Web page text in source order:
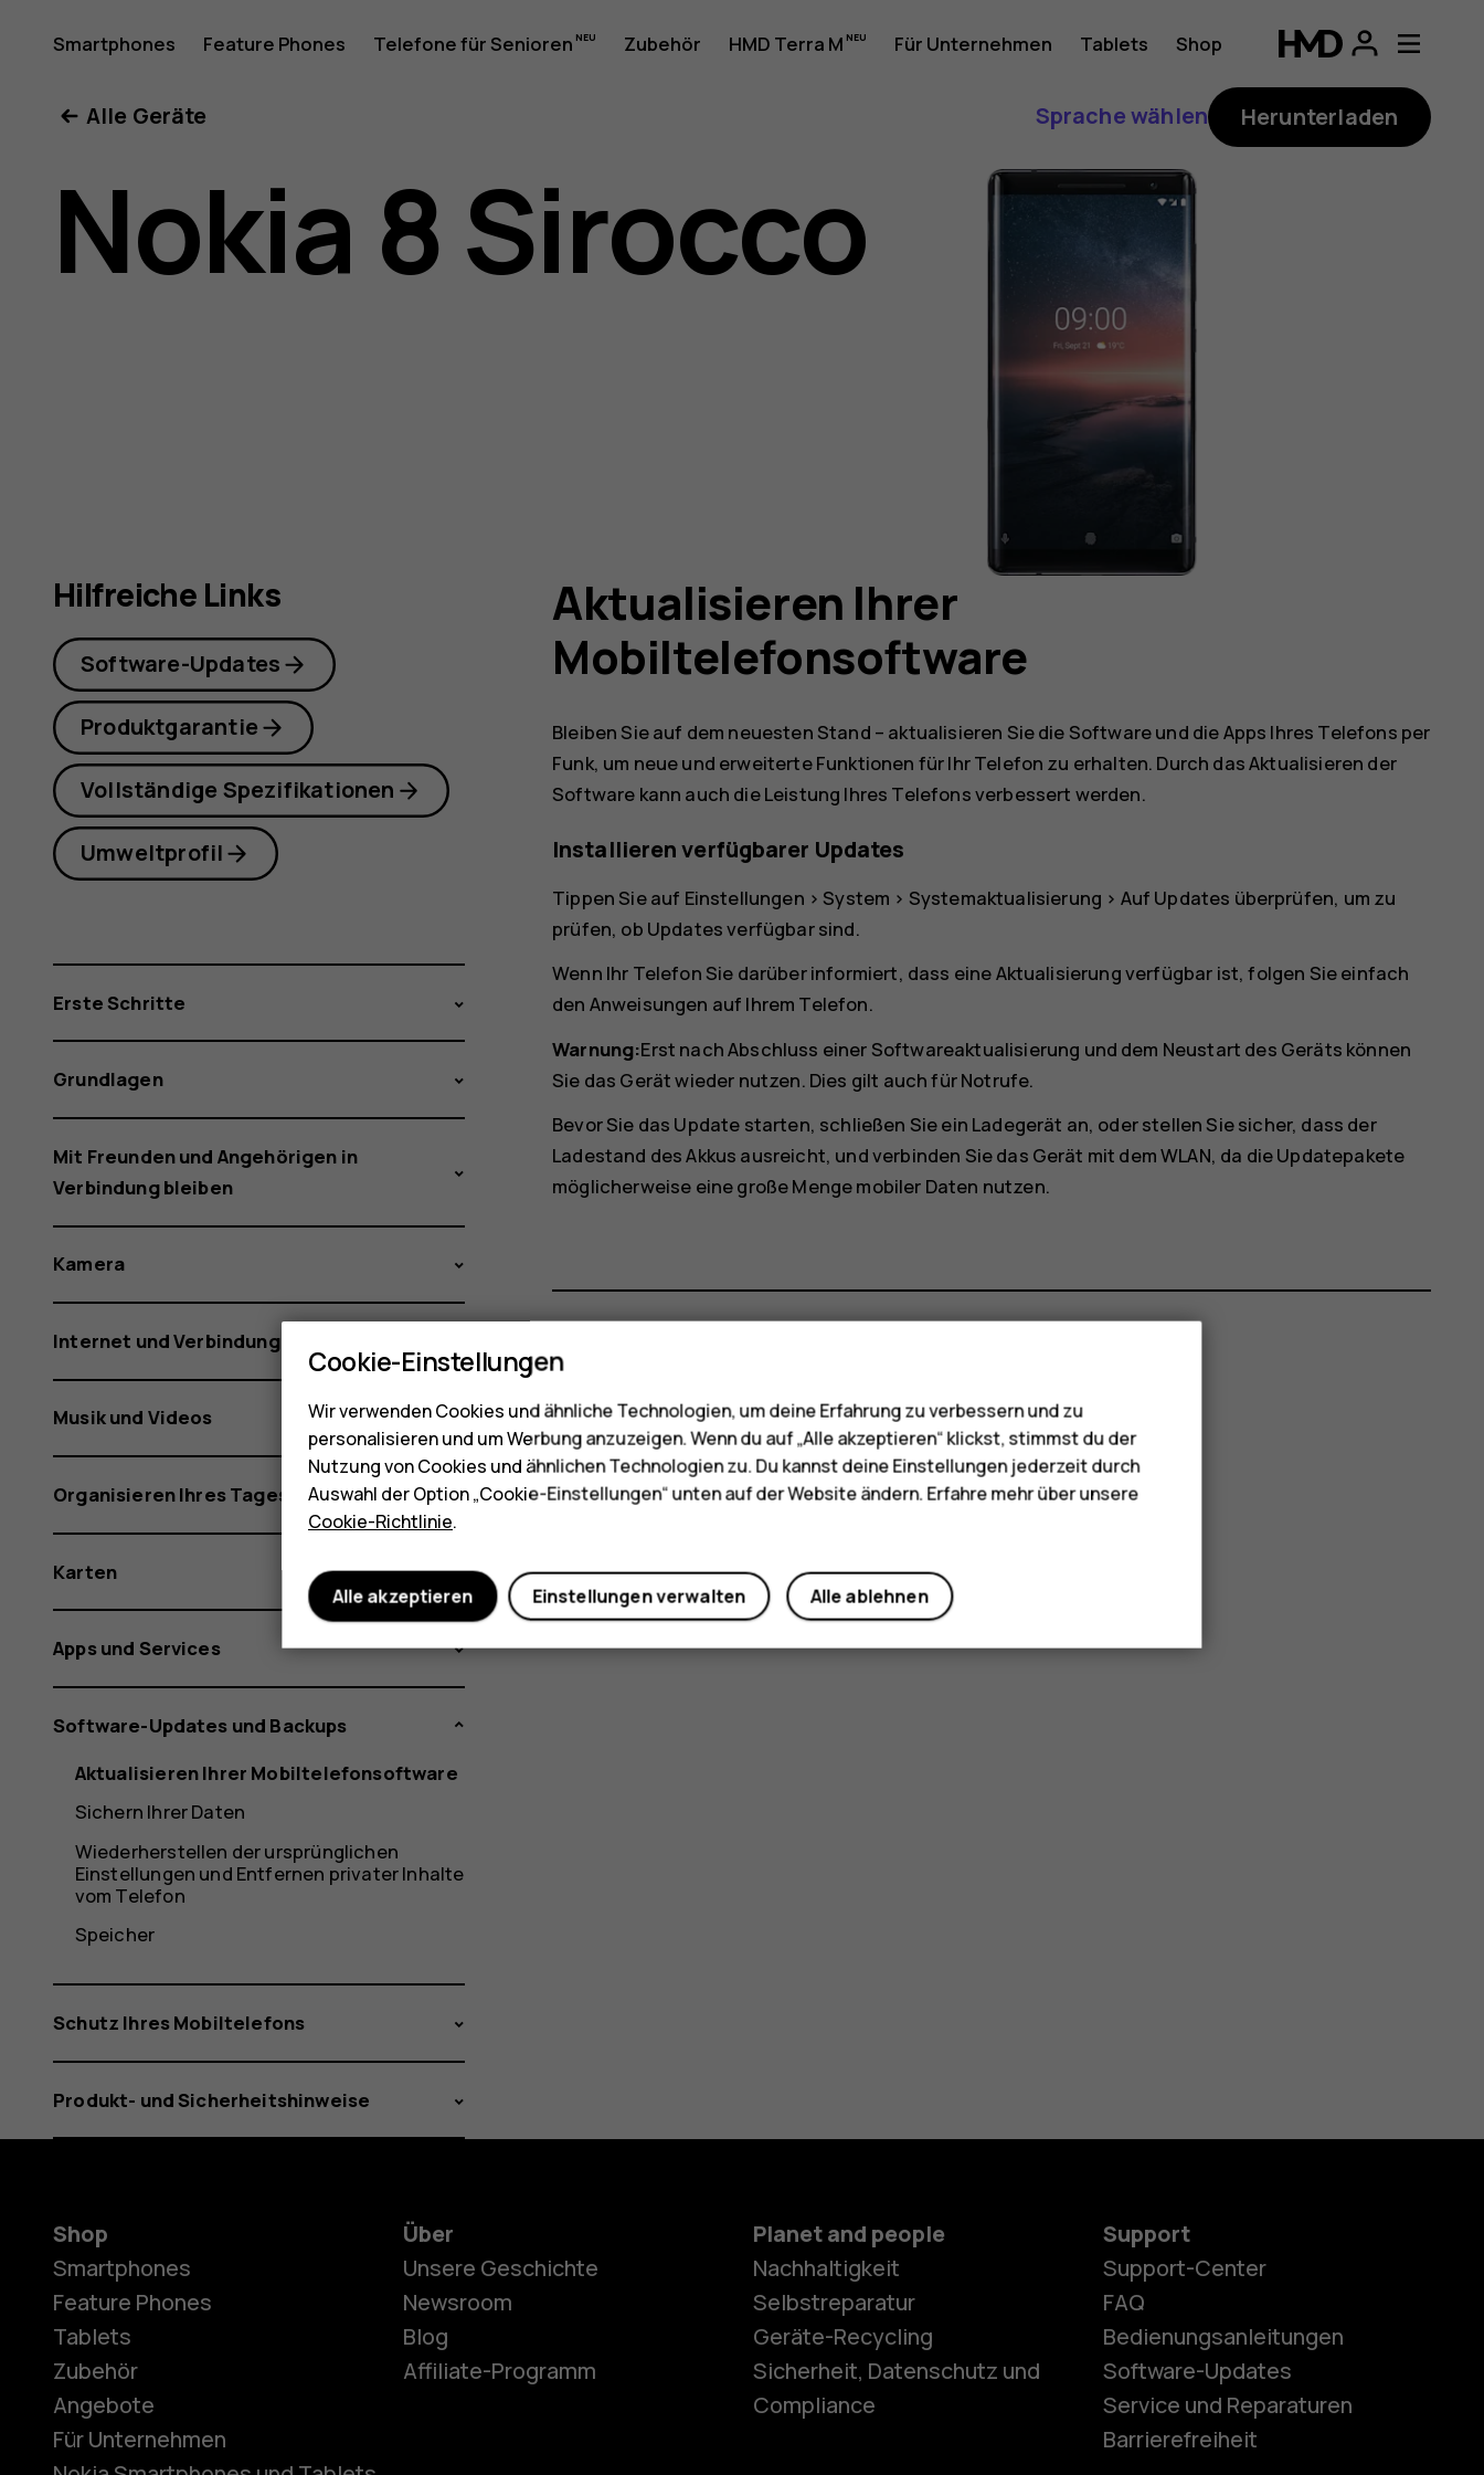
Nokia
8
Sirocco
Bedienungsanleitung
Smartphones Feature Phones Telefone für Senioren Zubehör HMD Terra M Für Unternehmen Tablets Shop
Smartphones
Feature Phones
Alle Geräte
Sprache wählen Herunterladen
Nokia 8 Sirocco
Aktualisieren Ihrer
Mobiltelefonsoftware
Bleiben Sie auf dem neuesten Stand – aktualisieren Sie die Software und die Apps Ihres Telefons per
Funk, um neue und erweiterte Funktionen für Ihr Telefon zu erhalten. Durch das Aktualisieren der
Software kann auch die Leistung Ihres Telefons verbessert werden.
Installieren verfügbarer Updates
Tippen Sie auf Einstellungen > System > Systemaktualisierung > Auf Updates überprüfen, um zu
prüfen, ob Updates verfügbar sind.
Wenn Ihr Telefon Sie darüber informiert, dass eine Aktualisierung verfügbar ist, folgen Sie einfach
den Anweisungen auf Ihrem Telefon.
Warnung:Erst nach Abschluss einer Softwareaktualisierung und dem Neustart des Geräts können
Sie das Gerät wieder nutzen. Dies gilt auch für Notrufe.
Bevor Sie das Update starten, schließen Sie ein Ladegerät an, oder stellen Sie sicher, dass der
Ladestand des Akkus ausreicht, und verbinden Sie das Gerät mit dem WLAN, da die Updatepakete
möglicherweise eine große Menge mobiler Daten nutzen.
Did you find this helpful?
Ja Nein
Hilfreiche Links
Software-Updates
Produktgarantie
Vollständige Spezifikationen
Umweltprofil
Erste Schritte
Grundlagen
Mit Freunden und Angehörigen in
Verbindung bleiben
Kamera
Internet und Verbindungen
Musik und Videos
Organisieren Ihres Tages
Karten
Apps und Services
Software-Updates und Backups
Aktualisieren Ihrer Mobiltelefonsoftware
Sichern Ihrer Daten
Wiederherstellen der ursprünglichen
Einstellungen und Entfernen privater Inhalte
vom Telefon
Speicher
Schutz Ihres Mobiltelefons
Produkt- und Sicherheitshinweise
Shop
Smartphones
Feature Phones
Tablets
Zubehör
Angebote
Für Unternehmen
Über
Unsere Geschichte
Newsroom
Blog
Affiliate-Programm
Planet and people
Nachhaltigkeit
Selbstreparatur
Geräte-Recycling
Sicherheit, Datenschutz und
Compliance
Support
Support-Center
FAQ
Bedienungsanleitungen
Software-Updates
Service und Reparaturen
Barrierefreiheit
Cookie-Einstellungen
Wir verwenden Cookies und ähnliche Technologien, um deine Erfahrung zu verbessern und zu
personalisieren und um Werbung anzuzeigen. Wenn du auf „Alle akzeptieren“ klickst, stimmst du der
Nutzung von Cookies und ähnlichen Technologien zu. Du kannst deine Einstellungen jederzeit durch
Auswahl der Option „Cookie-Einstellungen“ unten auf der Website ändern. Erfahre mehr über unsere
Cookie-Richtlinie.
Alle ablehnen
Einstellungen verwalten
Alle akzeptieren